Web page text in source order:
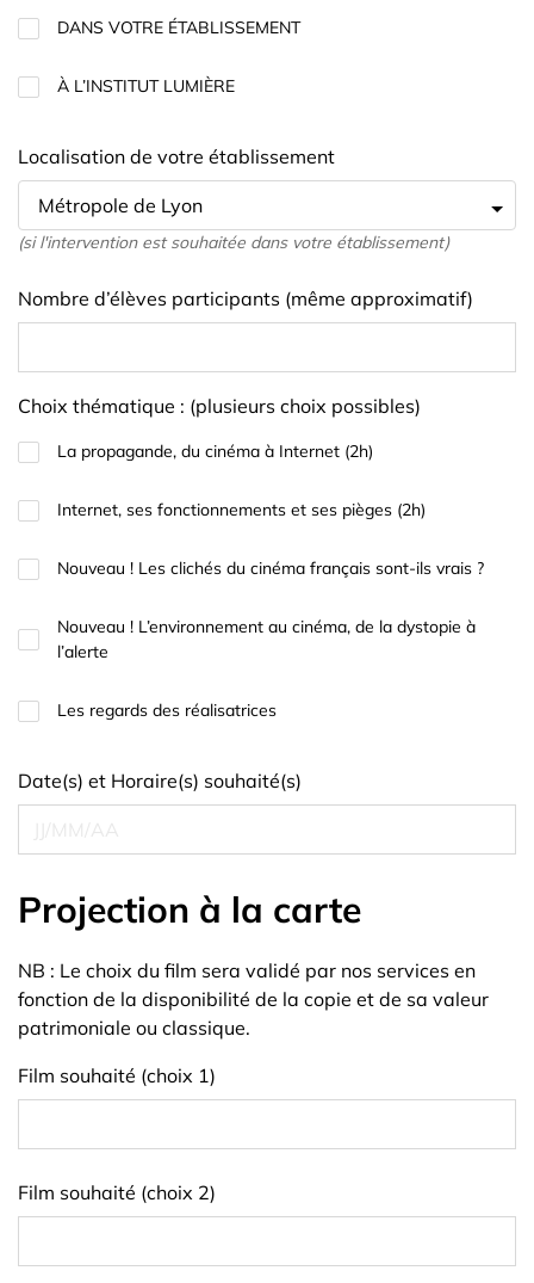
DANS VOTRE ÉTABLISSEMENT
À L’INSTITUT LUMIÈRE
Localisation de votre établissement
(si l'intervention est souhaitée dans votre établissement)
Nombre d’élèves participants (même approximatif)
Choix thématique : (plusieurs choix possibles)
La propagande, du cinéma à Internet (2h)
Internet, ses fonctionnements et ses pièges (2h)
Nouveau ! Les clichés du cinéma français sont-ils vrais ?
Nouveau ! L’environnement au cinéma, de la dystopie à
l’alerte
Les regards des réalisatrices
Date(s) et Horaire(s) souhaité(s)
Projection à la carte
NB : Le choix du film sera validé par nos services en
fonction de la disponibilité de la copie et de sa valeur
patrimoniale ou classique.
Film souhaité (choix 1)
Film souhaité (choix 2)